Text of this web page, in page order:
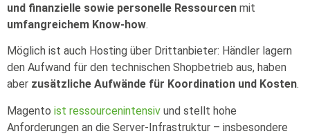
und finanzielle sowie personelle Ressourcen mit
umfangreichem Know-how.
Möglich ist auch Hosting über Drittanbieter: Händler lagern
den Aufwand für den technischen Shopbetrieb aus, haben
aber zusätzliche Aufwände für Koordination und Kosten.
Magento ist ressourcenintensiv und stellt hohe
Anforderungen an die Server-Infrastruktur – insbesondere